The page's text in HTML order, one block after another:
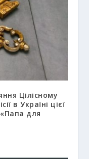
Цілісному
в Україні цієї
для